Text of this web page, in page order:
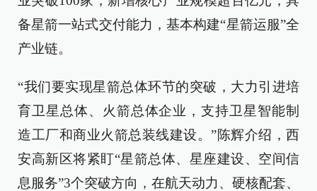
备星箭一站式交付能力，基本构建“星箭运服”全
产业链。
“我们要实现星箭总体环节的突破，大力引进培
育卫星总体、火箭总体企业，支持卫星智能制
造工厂和商业火箭总装线建设。”陈辉介绍，西
安高新区将紧盯“星箭总体、星座建设、空间信
息服务”3个突破方向，在航天动力、硬核配套、